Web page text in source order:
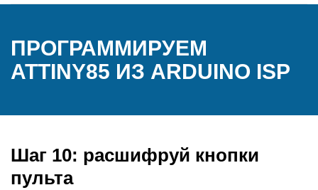
ПРОГРАММИРУЕМ
ATTINY85 ИЗ ARDUINO ISP
Шаг 10: расшифруй кнопки
пульта